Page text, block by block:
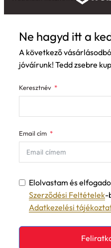
Ne hagyd itt a
A következő
jóváírunk! Tedd zsebre
Keresztnév
Email cím
Elolvastam és
Szerződési Feltételek-
Adatkezelési